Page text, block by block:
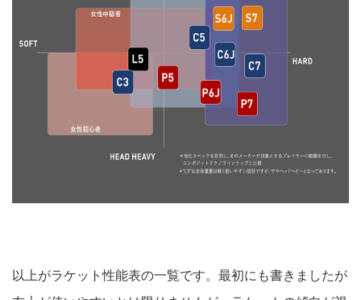
以上がラケット性能表の一覧です。最初にも書きましたが